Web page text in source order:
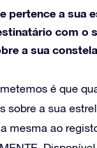
pertence a sua
com o
a sua
é que
sobre a sua
mesma ao